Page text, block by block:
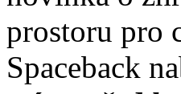
prostoru pro
Spaceback